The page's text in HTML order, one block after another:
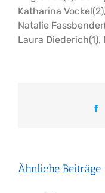
Katharina
Natalie
Laura
Ähnliche Beiträge